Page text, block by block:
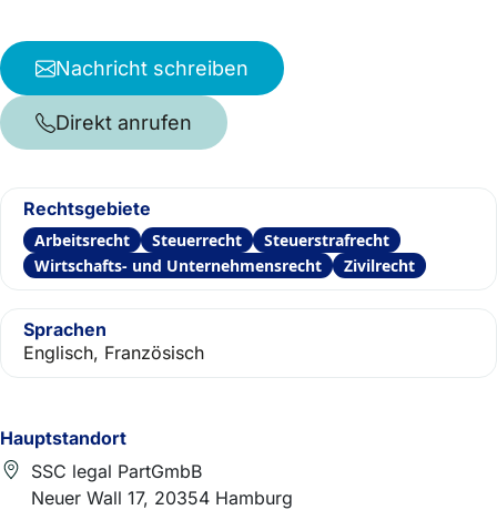
Hauptstandort
SSC legal PartGmbB
Neuer Wall 17, 20354 Hamburg
Nachricht schreiben
Direkt anrufen
Rechtsgebiete
Arbeitsrecht Steuerrecht
Steuerstrafrecht
Wirtschafts- und Unternehmensrecht
Zivilrecht
Sprachen
Englisch, Französisch